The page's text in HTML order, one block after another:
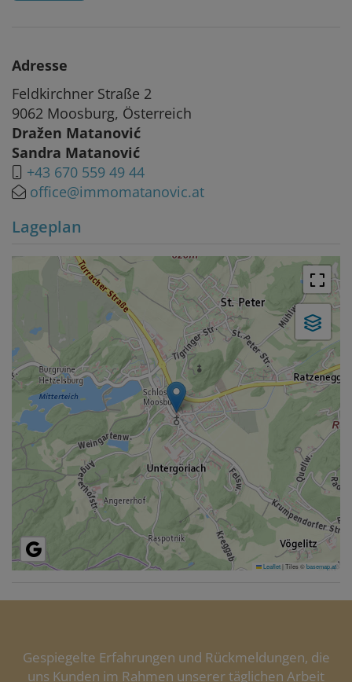
Adresse
Feldkirchner Straße 2
9062 Moosburg, Österreich
Dražen Matanović
Sandra Matanović
+43 670 559 49 44
office@immomatanovic.at
Lageplan
Leaflet|Tiles ©basemap.at
Gespiegelte Erfahrungen und Rückmeldungen, die
uns Kunden im Rahmen unserer täglichen Arbeit